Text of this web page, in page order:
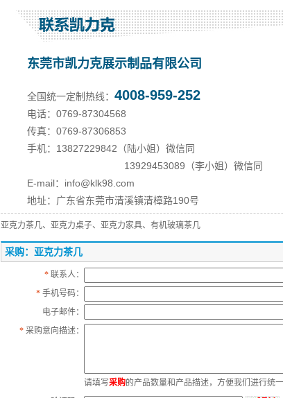
东莞市凯力克展示制品有限公司
全国统一定制热线： 4008-959-252
电话：0769-87304568
传真：0769-87306853
手机：13827229842（陆小姐）微信同
13929453089（李小姐）微信同
E-mail：info@klk98.com
地址：广东省东莞市清溪镇清樟路190号
亚克力茶几、亚克力桌子、亚克力家具、有机玻璃茶几
采购：亚克力茶几
* 联系人：
* 手机号码：
电子邮件：
* 采购意向描述：
请填写采购的产品数量和产品描述，方便我们进行统一